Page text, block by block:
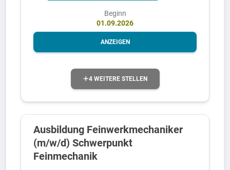
Beginn
01.09.2026
ANZEIGEN
4 WEITERE STELLEN
Ausbildung Feinwerkmechaniker
(m/w/d) Schwerpunkt
Feinmechanik